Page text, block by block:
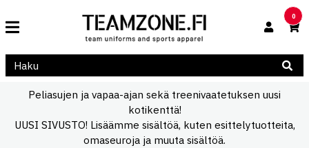
0
Peliasujen ja vapaa-ajan sekä treenivaatetuksen uusi
kotikenttä!
UUSI SIVUSTO! Lisäämme sisältöä, kuten esittelytuotteita,
omaseuroja ja muuta sisältöä.